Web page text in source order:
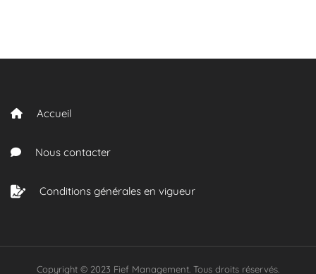
Accueil
Nous contacter
Conditions générales en vigueur
Copyright © 2023 Fief Management. Tous droits réservés.